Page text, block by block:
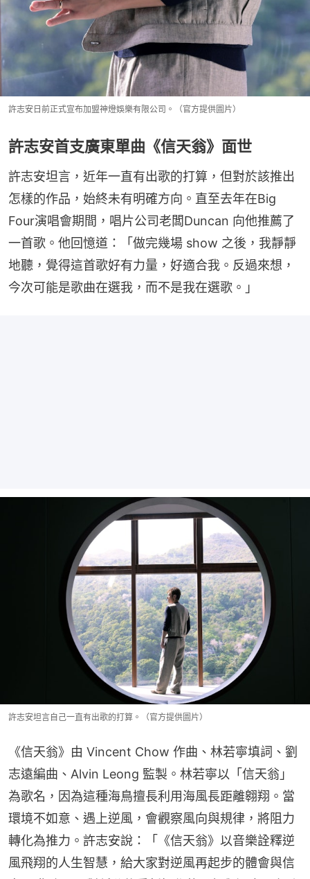
許志安日前正式宣布加盟神燈娛樂有限公司。（官方提供圖片）
許志安首支廣東單曲《信天翁》面世
許志安坦言，近年一直有出歌的打算，但對於該推出
怎樣的作品，始終未有明確方向。直至去年在Big
Four演唱會期間，唱片公司老闆Duncan 向他推薦了
一首歌。他回憶道：「做完幾場 show 之後，我靜靜
地聽，覺得這首歌好有力量，好適合我。反過來想，
今次可能是歌曲在選我，而不是我在選歌。」
許志安坦言自己一直有出歌的打算。（官方提供圖片）
《信天翁》由 Vincent Chow 作曲、林若寧填詞、劉
志遠編曲、Alvin Leong 監製。林若寧以「信天翁」
為歌名，因為這種海鳥擅長利用海風長距離翱翔。當
環境不如意、遇上逆風，會觀察風向與規律，將阻力
轉化為推力。許志安說：「《信天翁》以音樂詮釋逆
風飛翔的人生智慧，給大家對逆風再起步的體會與信